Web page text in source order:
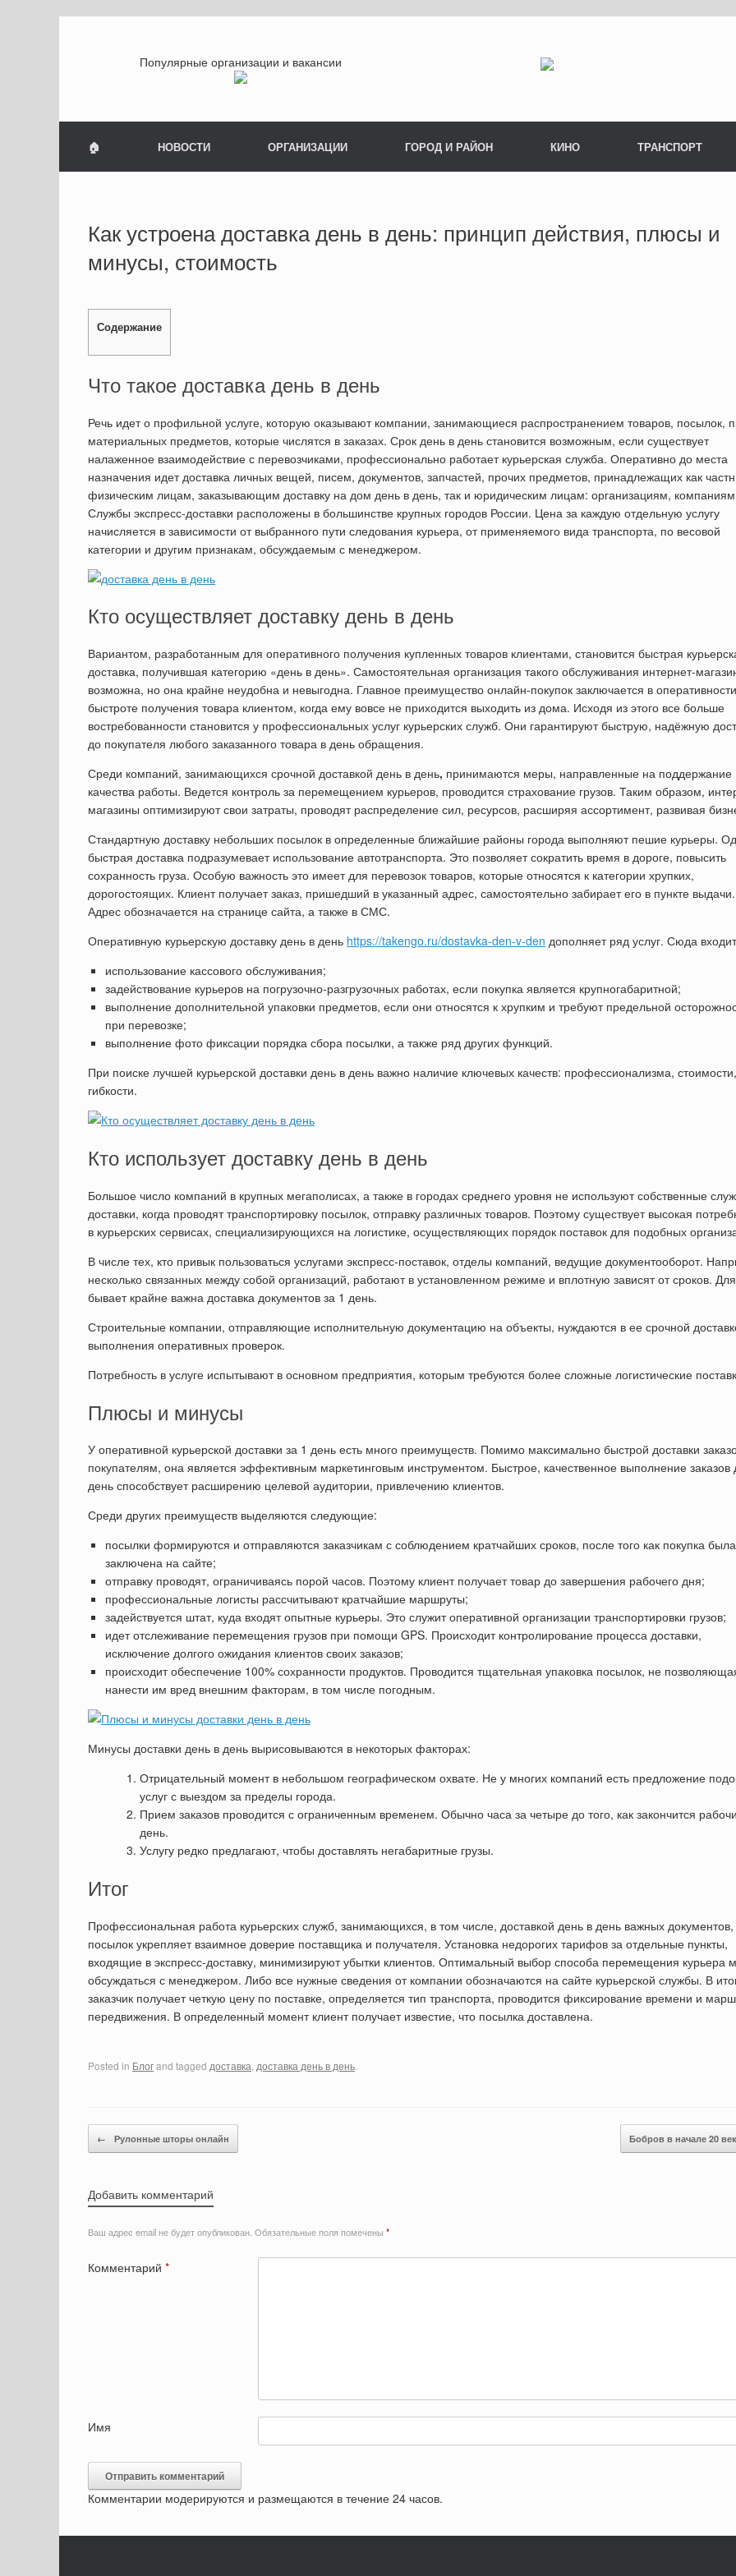
Популярные организации и вакансии
🏠 НОВОСТИ ОРГАНИЗАЦИИ ГОРОД И РАЙОН КИНО ТРАНСПОРТ
Как устроена доставка день в день: принцип действия, плюсы и
минусы, стоимость
Содержание
Что такое доставка день в день
Речь идет о профильной услуге, которую оказывают компании, занимающиеся распространением товаров, посылок,
материальных предметов, которые числятся в заказах. Срок день в день становится возможным, если существует
налаженное взаимодействие с перевозчиками, профессионально работает курьерская служба. Оперативно до места
назначения идет доставка личных вещей, писем, документов, запчастей, прочих предметов, принадлежащих как
физическим лицам, заказывающим доставку на дом день в день, так и юридическим лицам: организациям,
Службы экспресс-доставки расположены в большинстве крупных городов России. Цена за каждую отдельную услугу
начисляется в зависимости от выбранного пути следования курьера, от применяемого вида транспорта, по весовой
категории и другим признакам, обсуждаемым с менеджером.
Кто осуществляет доставку день в день
Вариантом, разработанным для оперативного получения купленных товаров клиентами, становится быстрая
доставка, получившая категорию «день в день». Самостоятельная организация такого обслуживания интернет-
возможна, но она крайне неудобна и невыгодна. Главное преимущество онлайн-покупок заключается в
быстроте получения товара клиентом, когда ему вовсе не приходится выходить из дома. Исходя из этого все больше
востребованности становится у профессиональных услуг курьерских служб. Они гарантируют быструю, надёжную
до покупателя любого заказанного товара в день обращения.
Среди компаний, занимающихся срочной доставкой день в день, принимаются меры, направленные на поддержание
качества работы. Ведется контроль за перемещением курьеров, проводится страхование грузов. Таким образом,
магазины оптимизируют свои затраты, проводят распределение сил, ресурсов, расширяя ассортимент, развивая
Стандартную доставку небольших посылок в определенные ближайшие районы города выполняют пешие курьеры.
быстрая доставка подразумевает использование автотранспорта. Это позволяет сократить время в дороге, повысить
сохранность груза. Особую важность это имеет для перевозок товаров, которые относятся к категории хрупких,
дорогостоящих. Клиент получает заказ, пришедший в указанный адрес, самостоятельно забирает его в пункте выдачи.
Адрес обозначается на странице сайта, а также в СМС.
Оперативную курьерскую доставку день в день https://takengo.ru/dostavka-den-v-den дополняет ряд услуг. Сюда
использование кассового обслуживания;
задействование курьеров на погрузочно-разгрузочных работах, если покупка является крупногабаритной;
выполнение дополнительной упаковки предметов, если они относятся к хрупким и требуют предельной
при перевозке;
выполнение фото фиксации порядка сбора посылки, а также ряд других функций.
При поиске лучшей курьерской доставки день в день важно наличие ключевых качеств: профессионализма, стоимости,
гибкости.
Кто использует доставку день в день
Большое число компаний в крупных мегаполисах, а также в городах среднего уровня не используют собственные
доставки, когда проводят транспортировку посылок, отправку различных товаров. Поэтому существует высокая
в курьерских сервисах, специализирующихся на логистике, осуществляющих порядок поставок для подобных
В числе тех, кто привык пользоваться услугами экспресс-поставок, отделы компаний, ведущие документооборот.
несколько связанных между собой организаций, работают в установленном режиме и вплотную зависят от сроков.
бывает крайне важна доставка документов за 1 день.
Строительные компании, отправляющие исполнительную документацию на объекты, нуждаются в ее срочной
выполнения оперативных проверок.
Потребность в услуге испытывают в основном предприятия, которым требуются более сложные логистические
Плюсы и минусы
У оперативной курьерской доставки за 1 день есть много преимуществ. Помимо максимально быстрой доставки
покупателям, она является эффективным маркетинговым инструментом. Быстрое, качественное выполнение заказов
день способствует расширению целевой аудитории, привлечению клиентов.
Среди других преимуществ выделяются следующие:
посылки формируются и отправляются заказчикам с соблюдением кратчайших сроков, после того как покупка была
заключена на сайте;
отправку проводят, ограничиваясь порой часов. Поэтому клиент получает товар до завершения рабочего дня;
профессиональные логисты рассчитывают кратчайшие маршруты;
задействуется штат, куда входят опытные курьеры. Это служит оперативной организации транспортировки грузов;
идет отслеживание перемещения грузов при помощи GPS. Происходит контролирование процесса доставки,
исключение долгого ожидания клиентов своих заказов;
происходит обеспечение 100% сохранности продуктов. Проводится тщательная упаковка посылок, не
нанести им вред внешним факторам, в том числе погодным.
Минусы доставки день в день вырисовываются в некоторых факторах:
Отрицательный момент в небольшом географическом охвате. Не у многих компаний есть предложение
услуг с выездом за пределы города.
Прием заказов проводится с ограниченным временем. Обычно часа за четыре до того, как закончится
день.
Услугу редко предлагают, чтобы доставлять негабаритные грузы.
Итог
Профессиональная работа курьерских служб, занимающихся, в том числе, доставкой день в день важных документов,
посылок укрепляет взаимное доверие поставщика и получателя. Установка недорогих тарифов за отдельные пункты,
входящие в экспресс-доставку, минимизируют убытки клиентов. Оптимальный выбор способа перемещения курьера
обсуждаться с менеджером. Либо все нужные сведения от компании обозначаются на сайте курьерской службы. В
заказчик получает четкую цену по поставке, определяется тип транспорта, проводится фиксирование времени и
передвижения. В определенный момент клиент получает известие, что посылка доставлена.
Posted in Блогand tagged доставка доставка день в день
Post navigation
← Рулонные шторы онлайн Бобров в начале 20
Добавить комментарий
Ваш адрес email не будет опубликован. Обязательные поля помечены *
Комментарий *
Имя
Комментарии модерируются и размещаются в течение 24 часов.